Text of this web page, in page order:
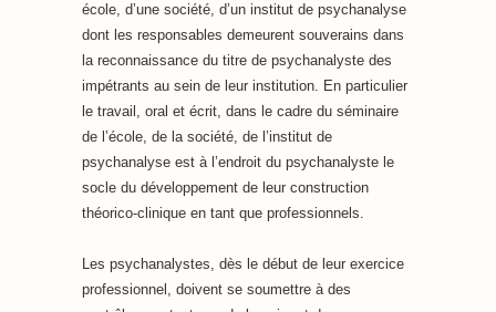
école, d’une société, d’un institut de psychanalyse
dont les responsables demeurent souverains dans
la reconnaissance du titre de psychanalyste des
impétrants au sein de leur institution. En particulier
le travail, oral et écrit, dans le cadre du séminaire
de l’école, de la société, de l’institut de
psychanalyse est à l’endroit du psychanalyste le
socle du développement de leur construction
théorico-clinique en tant que professionnels.
Les psychanalystes, dès le début de leur exercice
professionnel, doivent se soumettre à des